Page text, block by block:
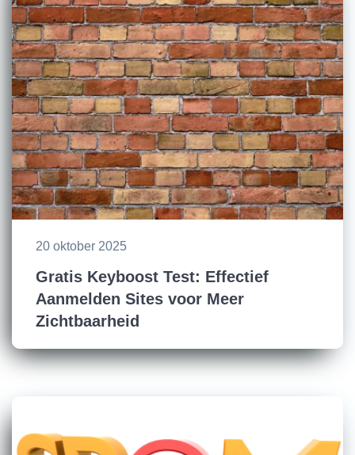
20 oktober 2025
Gratis Keyboost Test: Effectief
Aanmelden Sites voor Meer
Zichtbaarheid